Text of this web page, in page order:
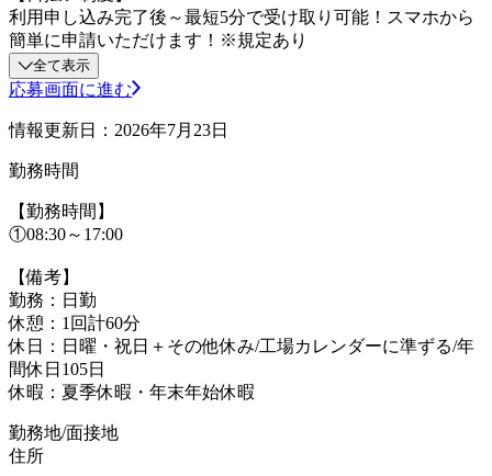
利用申し込み完了後～最短5分で受け取り可能！スマホから
簡単に申請いただけます！※規定あり
全て表示
応募画面に進む
情報更新日：2026年7月23日
勤務時間
【勤務時間】
①08:30～17:00
【備考】
勤務：日勤
休憩：1回計60分
休日：日曜・祝日＋その他休み/工場カレンダーに準ずる/年
間休日105日
休暇：夏季休暇・年末年始休暇
勤務地/面接地
住所